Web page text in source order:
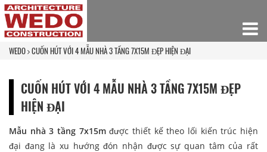
WEDO CUỐN HÚT VỚI 4 MẪU NHÀ 3 TẦNG 7X15M ĐẸP HIỆN ĐẠI
CUỐN HÚT VỚI 4 MẪU NHÀ 3 TẦNG 7X15M ĐẸP
HIỆN ĐẠI
Mẫu nhà 3 tầng 7x15mđược thiết kế theo lối kiến trúc hiện
đại đang là xu hướng đón nhận được sự quan tâm của rất